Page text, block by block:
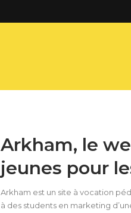
Arkham, le
jeunes pour
Arkham est un site à vocation
à des students en marketing